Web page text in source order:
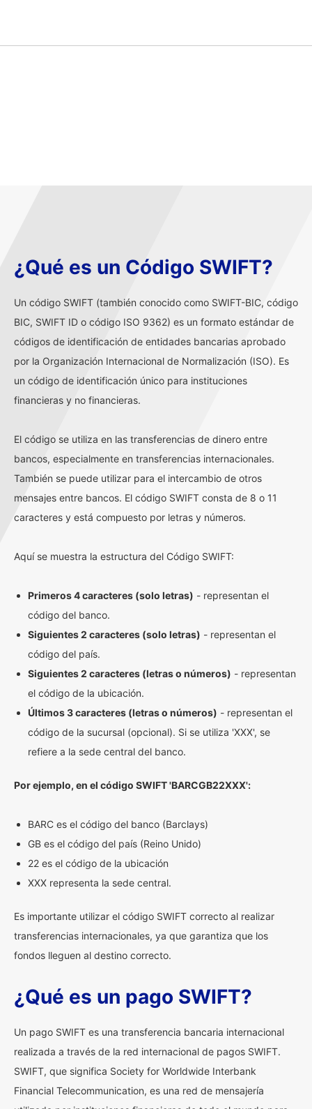
¿Qué es un Código SWIFT?
Un código SWIFT (también conocido como SWIFT-BIC, código
BIC, SWIFT ID o código ISO 9362) es un formato estándar de
códigos de identificación de entidades bancarias aprobado
por la Organización Internacional de Normalización (ISO). Es
un código de identificación único para instituciones
financieras y no financieras.
El código se utiliza en las transferencias de dinero entre
bancos, especialmente en transferencias internacionales.
También se puede utilizar para el intercambio de otros
mensajes entre bancos. El código SWIFT consta de 8 o 11
caracteres y está compuesto por letras y números.
Aquí se muestra la estructura del Código SWIFT:
Primeros 4 caracteres (solo letras) - representan el
código del banco.
Siguientes 2 caracteres (solo letras) - representan el
código del país.
Siguientes 2 caracteres (letras o números) - representan
el código de la ubicación.
Últimos 3 caracteres (letras o números) - representan el
código de la sucursal (opcional). Si se utiliza 'XXX', se
refiere a la sede central del banco.
Por ejemplo, en el código SWIFT 'BARCGB22XXX':
BARC es el código del banco (Barclays)
GB es el código del país (Reino Unido)
22 es el código de la ubicación
XXX representa la sede central.
Es importante utilizar el código SWIFT correcto al realizar
transferencias internacionales, ya que garantiza que los
fondos lleguen al destino correcto.
¿Qué es un pago SWIFT?
Un pago SWIFT es una transferencia bancaria internacional
realizada a través de la red internacional de pagos SWIFT.
SWIFT, que significa Society for Worldwide Interbank
Financial Telecommunication, es una red de mensajería